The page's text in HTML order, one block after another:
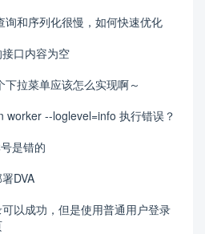
询和序列化很慢，如何快速优化
口内容为空
拉菜单应该怎么实现啊～
worker --loglevel=info 执行错误？
是错的
DVA
以成功，但是使用普通用户登录